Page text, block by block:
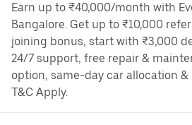
Earn up to ₹40,000/month with
Bangalore. Get up to ₹10,000
joining bonus, start with ₹3,000
24/7 support, free repair &
option, same-day car allocation
T&C Apply.